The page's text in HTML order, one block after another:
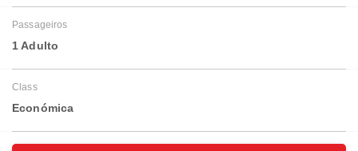
Passageiros
1 Adulto
Class
Económica